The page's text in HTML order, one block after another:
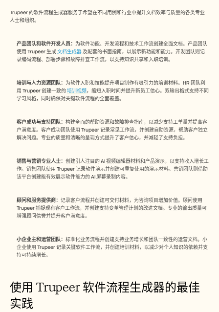
Trupeer 的软件流程生成器服务于希望在不同用例和行业中提升文档效率与质量的各类专业
人士和组织。
产品团队和软件开发人员： 为软件功能、开发流程和技术工作流创建全面文档。产品团队
使用 Trupeer 生成 文档生成器 及配套的书面指南，以展示新功能和能力。开发团队则记
录编码流程、部署步骤和故障排查工作流，以支持知识共享和入职培训。
培训与人力资源团队： 为软件入职和技能提升项目制作有吸引力的培训材料。HR 团队利
用 Trupeer 创建一致的 培训视频，缩短入职时间并提升新员工信心。双输出格式支持不同
学习风格，同时确保对关键软件流程的全面覆盖。
客户成功与支持团队： 构建全面的帮助资源和故障排查指南，以减少支持工单量并提高客
户满意度。客户成功团队使用 Trupeer 记录常见工作流，并创建自助资源，帮助客户独立
解决问题。专业的质量和清晰的呈现方式提升了客户信心，并减轻了支持负担。
销售与营销专业人士： 创建引人注目的 AI 视频编辑器材料和产品演示，以支持收入增长工
作。销售团队使用 Trupeer 记录软件演示并创建可重复使用的演示材料。营销团队则借助
该平台创建能有效展示软件能力的 AI 屏幕录制内容。
顾问和服务提供商： 记录客户流程并创建可交付材料，为咨询项目增加价值。顾问使用
Trupeer 捕捉现有客户工作流，并创建支持变革管理计划的改进文档。专业的输出质量可
增强顾问信誉并提升客户满意度。
小企业主和运营团队： 标准化业务流程并创建支持业务增长和团队一致性的运营文档。小
企业使用 Trupeer 记录关键软件工作流，并创建培训材料，以减少对个人知识的依赖并支
持可持续增长。
使用 Trupeer 软件流程生成器的最佳
实践